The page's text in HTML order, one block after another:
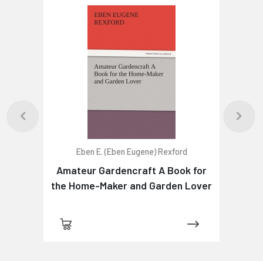
Eben E. (Eben Eugene) Rexford
Amateur Gardencraft A Book for
the Home-Maker and Garden Lover